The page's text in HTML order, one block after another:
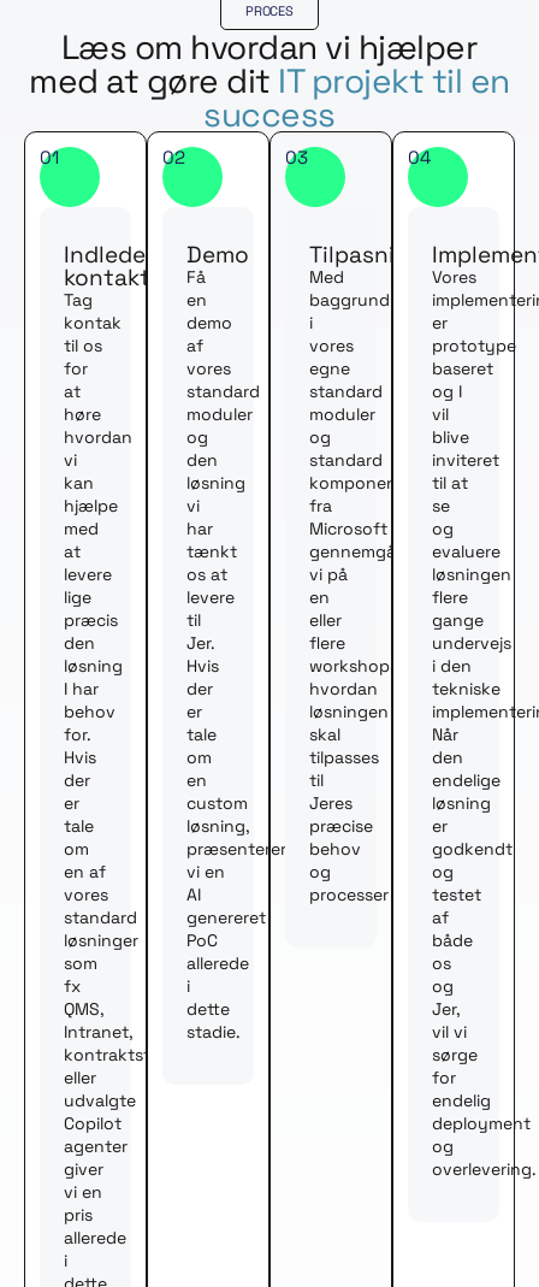
PROCES
Læs om hvordan vi hjælper
med at gøre dit IT projekt til en
success
01
Indledende
kontakt
Tag
kontak
til os
for
at
høre
hvordan
vi
kan
hjælpe
med
at
levere
lige
præcis
den
løsning
I har
behov
for.
Hvis
der
er
tale
om
en af
vores
standard
løsninger
som
fx
QMS,
Intranet,
kontraktstyring
eller
udvalgte
Copilot
agenter
giver
vi en
pris
allerede
i
02
Demo
Få
en
demo
af
vores
standard
moduler
og
den
løsning
vi
har
tænkt
os at
levere
til
Jer.
Hvis
der
er
tale
om
en
custom
løsning,
præsenterer
vi en
AI
genereret
PoC
allerede
i
dette
stadie.
03
Tilpasning
Med
baggrund
i
vores
egne
standard
moduler
og
standard
komponenter
fra
Microsoft
gennemgår
vi på
en
eller
flere
workshops
hvordan
løsningen
skal
tilpasses
til
Jeres
præcise
behov
og
processer
04
Vores
er
prototype
baseret
og I
vil
blive
inviteret
til at
se
og
evaluere
løsningen
flere
gange
undervejs
i den
tekniske
Når
den
endelige
løsning
er
godkendt
og
testet
af
både
os
og
Jer,
vil vi
sørge
for
endelig
deployment
og
overlevering.